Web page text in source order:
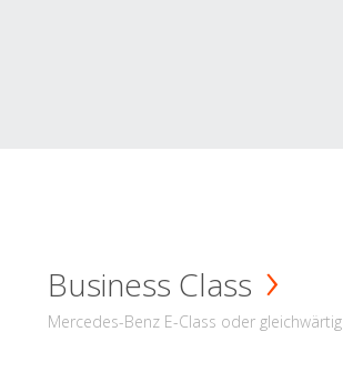
Business Class
Mercedes-Benz E-Class oder gleichwärtig